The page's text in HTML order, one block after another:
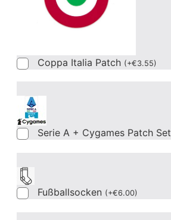
Coppa Italia Patch (+€3.55)
Serie A + Cygames Patch Set
Fußballsocken (+€6.00)